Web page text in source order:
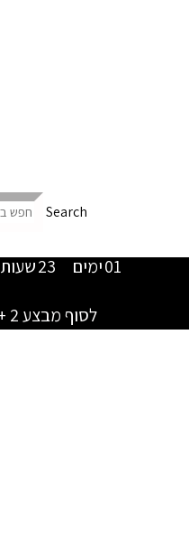
Search
01ימים 23שעות
לסוף מבצע 2 + 1 על כל הכובעים!